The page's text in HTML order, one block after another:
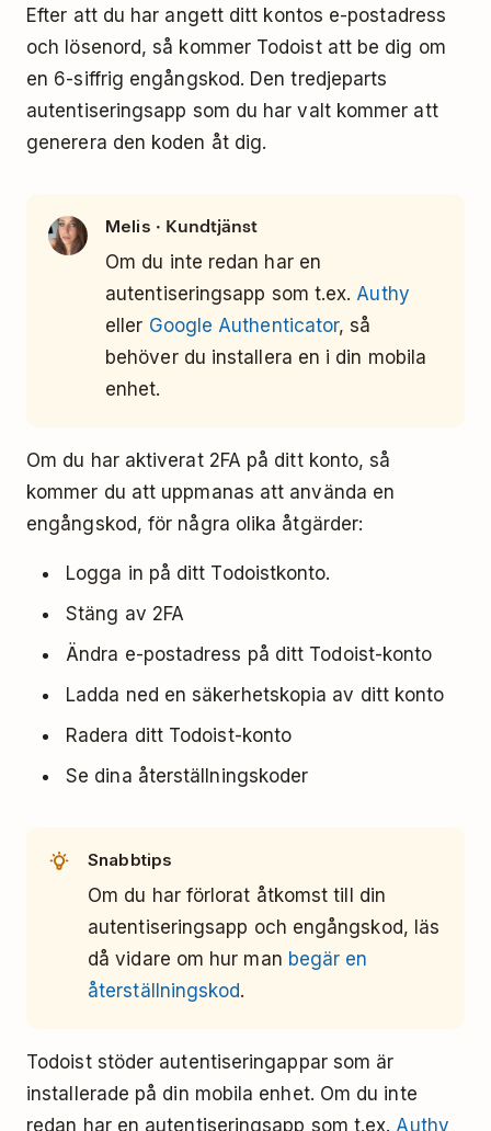
Efter att du har angett ditt kontos e-postadress
och lösenord, så kommer Todoist att be dig om
en 6-siffrig engångskod. Den tredjeparts
autentiseringsapp som du har valt kommer att
generera den koden åt dig.
Melis · Kundtjänst
Om du inte redan har en
autentiseringsapp som t.ex. Authy
eller Google Authenticator, så
behöver du installera en i din mobila
enhet.
Om du har aktiverat 2FA på ditt konto, så
kommer du att uppmanas att använda en
engångskod, för några olika åtgärder:
Logga in på ditt Todoistkonto.
Stäng av 2FA
Ändra e-postadress på ditt Todoist-konto
Ladda ned en säkerhetskopia av ditt konto
Radera ditt Todoist-konto
Se dina återställningskoder
Snabbtips
Om du har förlorat åtkomst till din
autentiseringsapp och engångskod, läs
då vidare om hur man begär en
återställningskod.
Todoist stöder autentiseringappar som är
installerade på din mobila enhet. Om du inte
redan har en autentiseringsapp som t.ex. Authy